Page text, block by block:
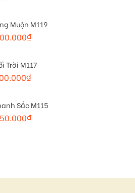
Muộn M119
₫
Trời M117
₫
Sắc M115
₫